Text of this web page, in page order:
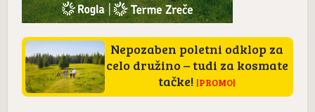
Nepozaben poletni odklop za
celo družino – tudi za kosmate
tačke! |PROMO|